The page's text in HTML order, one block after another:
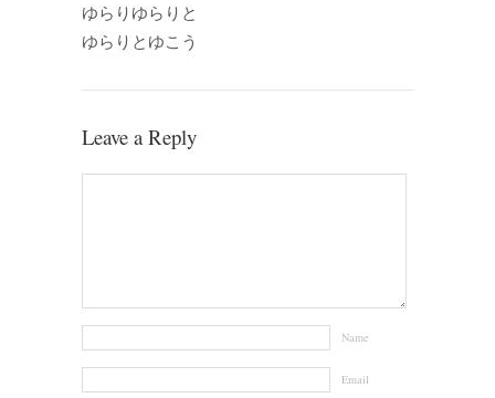
ゆらりゆらりと
ゆらりとゆこう
Leave a Reply
Name
Email